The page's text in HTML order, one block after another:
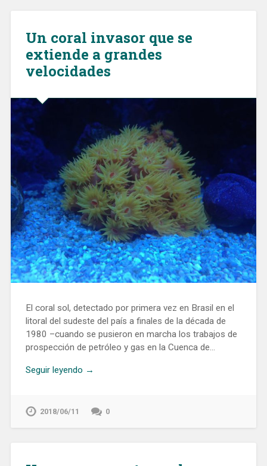
Un coral invasor que se
extiende a grandes
velocidades
El coral sol, detectado por primera vez en Brasil en el
litoral del sudeste del país a finales de la década de
1980 –cuando se pusieron en marcha los trabajos de
prospección de petróleo y gas en la Cuenca de…
Seguir leyendo →
2018/06/11 0